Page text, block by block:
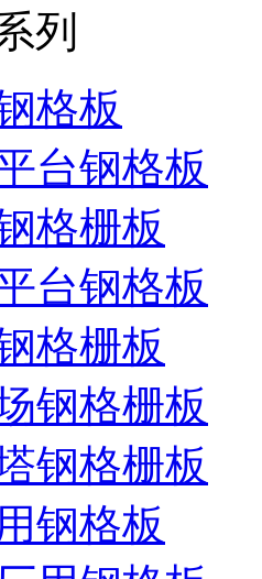
列
格板
台钢格板
格栅板
台钢格板
格栅板
钢格栅板
钢格栅板
钢格板